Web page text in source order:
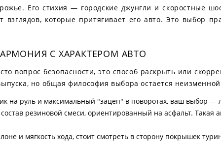
Его стихия — городские джунгли и скоростные
которые притягивает его авто. Это выбор
С ХАРАКТЕРОМ АВТО
вопрос безопасности, это способ раскрыть или
но общая философия выбора остается
на руль и максимальный "зацеп" в поворотах, ваш выбор —
резиновой смеси, ориентированный на асфальт. Такая
и мягкость хода, стоит смотреть в сторону покрышек